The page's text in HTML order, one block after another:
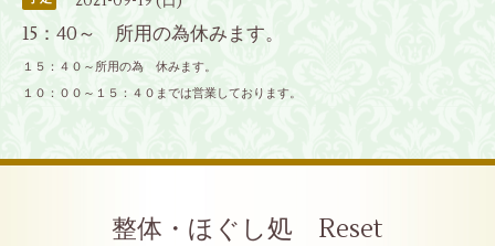
15：40～ 所用の為休みます。
１５：４０～所用の為 休みます。
１０：００～１５：４０までは営業しております。
整体・ほぐし処 Reset